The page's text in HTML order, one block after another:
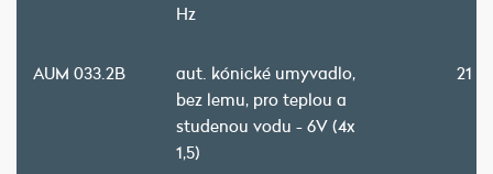
Hz
AUM 033.2B
aut. kónické umyvadlo,
bez lemu, pro teplou a
studenou vodu - 6V (4x
1,5)
21